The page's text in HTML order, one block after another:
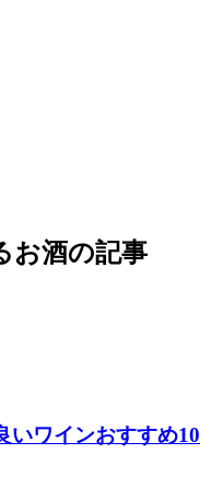
お酒の記事
いワインおすすめ10